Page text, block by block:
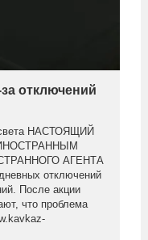
отключений
света НАСТОЯЩИЙ
АГЕНТА
отключений
После акции
что проблема